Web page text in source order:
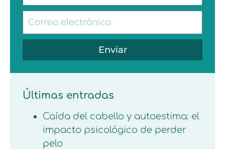
Enviar
Últimas entradas
Caída del cabello y autoestima: el
impacto psicológico de perder
pelo